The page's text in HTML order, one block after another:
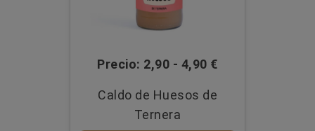
Precio: 2,90 - 4,90 €
Caldo de Huesos de
Ternera